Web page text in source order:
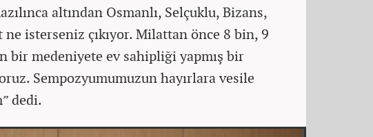
altından Osmanlı, Selçuklu, Bizans,
isterseniz çıkıyor. Milattan önce 8 bin, 9
bir medeniyete ev sahipliği yapmış bir
Sempozyumumuzun hayırlara vesile
dedi.